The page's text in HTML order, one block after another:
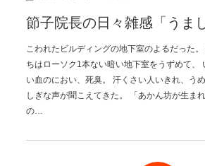
節子院長の日々雑感「うま
こわれたビルディングの地下室のよるだった
ちはローソク1本ない暗い地下室をうずめて、
い血のにおい、死臭。 汗くさい人いきれ、う
しぎな声が聞こえてきた。 「あかん坊が生ま
の…